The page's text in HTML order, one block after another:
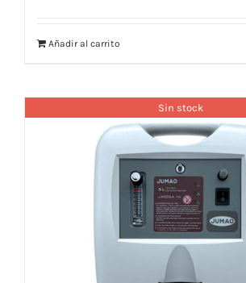
Añadir al carrito
Sin stock